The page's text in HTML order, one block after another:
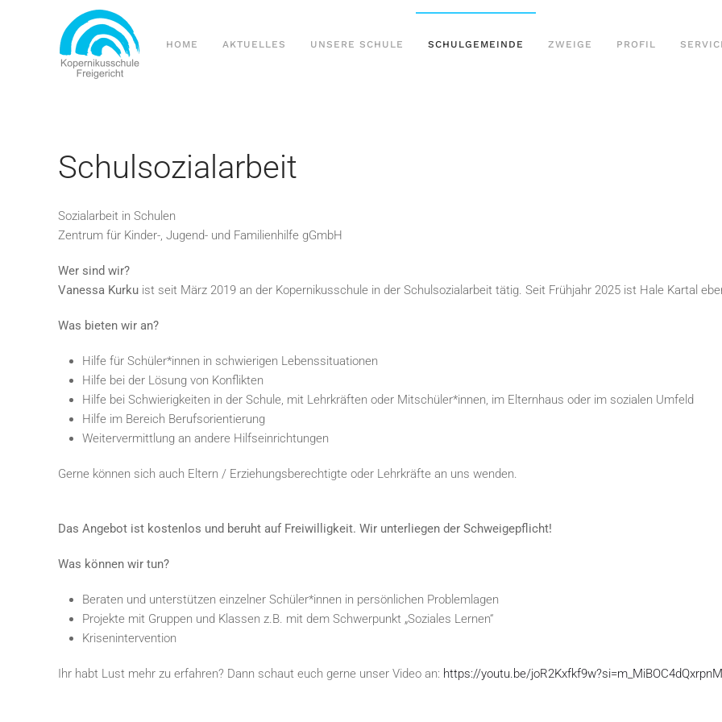
Zum Hauptinhalt springen HOME AKTUELLES UNSERE SCHULE SCHULGEMEINDE ZWEIGE PROFIL
Schulsozialarbeit
Sozialarbeit in Schulen
Zentrum für Kinder-, Jugend- und Familienhilfe gGmbH
Wer sind wir?
Vanessa Kurku ist seit März 2019 an der Kopernikusschule in der Schulsozialarbeit tätig. Seit Frühjahr 2025 ist Hale Kartal
Was bieten wir an?
Hilfe für Schüler*innen in schwierigen Lebenssituationen
Hilfe bei der Lösung von Konflikten
Hilfe bei Schwierigkeiten in der Schule, mit Lehrkräften oder Mitschüler*innen, im Elternhaus oder im sozialen Umfeld
Hilfe im Bereich Berufsorientierung
Weitervermittlung an andere Hilfseinrichtungen
Gerne können sich auch Eltern / Erziehungsberechtigte oder Lehrkräfte an uns wenden.
Das Angebot ist kostenlos und beruht auf Freiwilligkeit. Wir unterliegen der Schweigepflicht!
Was können wir tun?
Beraten und unterstützen einzelner Schüler*innen in persönlichen Problemlagen
Projekte mit Gruppen und Klassen z.B. mit dem Schwerpunkt „Soziales Lernen“
Krisenintervention
Ihr habt Lust mehr zu erfahren? Dann schaut euch gerne unser Video an: https://youtu.be/